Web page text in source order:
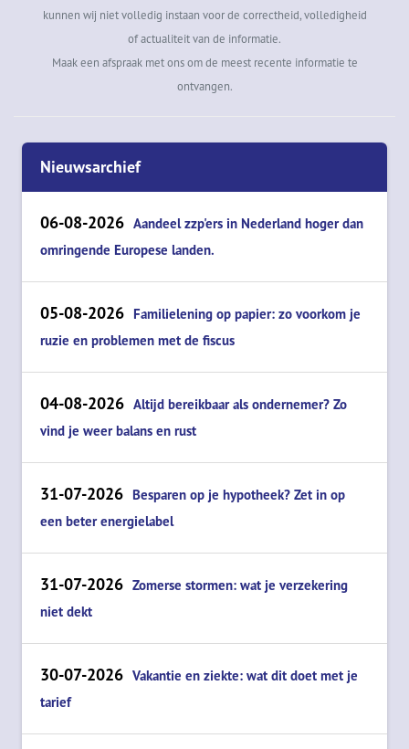
kunnen wij niet volledig instaan voor de correctheid, volledigheid
of actualiteit van de informatie.
Maak een afspraak met ons om de meest recente informatie te
ontvangen.
Nieuwsarchief
06-08-2026 Aandeel zzp'ers in Nederland hoger dan
omringende Europese landen.
05-08-2026 Familielening op papier: zo voorkom je
ruzie en problemen met de fiscus
04-08-2026 Altijd bereikbaar als ondernemer? Zo
vind je weer balans en rust
31-07-2026 Besparen op je hypotheek? Zet in op
een beter energielabel
31-07-2026 Zomerse stormen: wat je verzekering
niet dekt
30-07-2026 Vakantie en ziekte: wat dit doet met je
tarief